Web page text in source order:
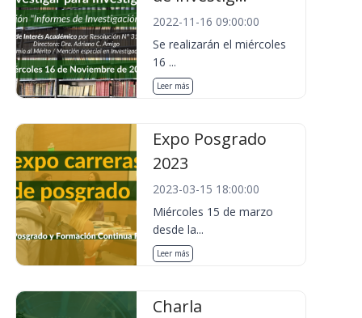
2022-11-16 09:00:00
Se realizarán el miércoles
16 ...
Leer más
Expo Posgrado
2023
2023-03-15 18:00:00
Miércoles 15 de marzo
desde la...
Leer más
Charla